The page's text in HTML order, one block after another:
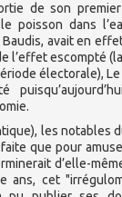
de son
poisson dans
avait en
l’effet escompté
électorale),
les notables
que pour
d’elle-
ans, cet